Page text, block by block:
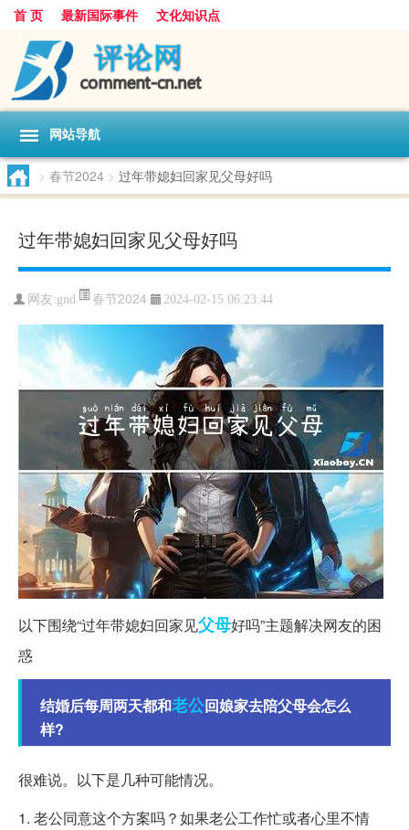
首 页 最新国际事件 文化知识点
网站导航
> 春节2024 > 过年带媳妇回家见父母好吗
过年带媳妇回家见父母好吗
网友:gnd 春节2024 2024-02-15 06:23:44
以下围绕“过年带媳妇回家见父母好吗”主题解决网友的困
惑
结婚后每周两天都和老公回娘家去陪父母会怎么
样?
很难说。以下是几种可能情况。
1. 老公同意这个方案吗？如果老公工作忙或者心里不情